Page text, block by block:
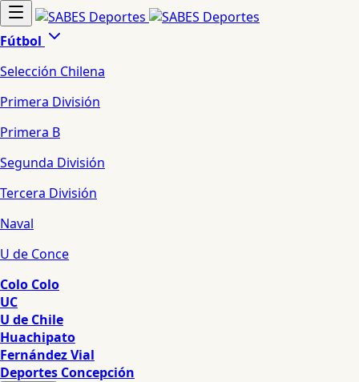
Fútbol
Selección Chilena
Primera División
Primera B
Segunda División
Tercera División
Naval
U de Conce
Colo Colo
UC
U de Chile
Huachipato
Fernández Vial
Deportes Concepción